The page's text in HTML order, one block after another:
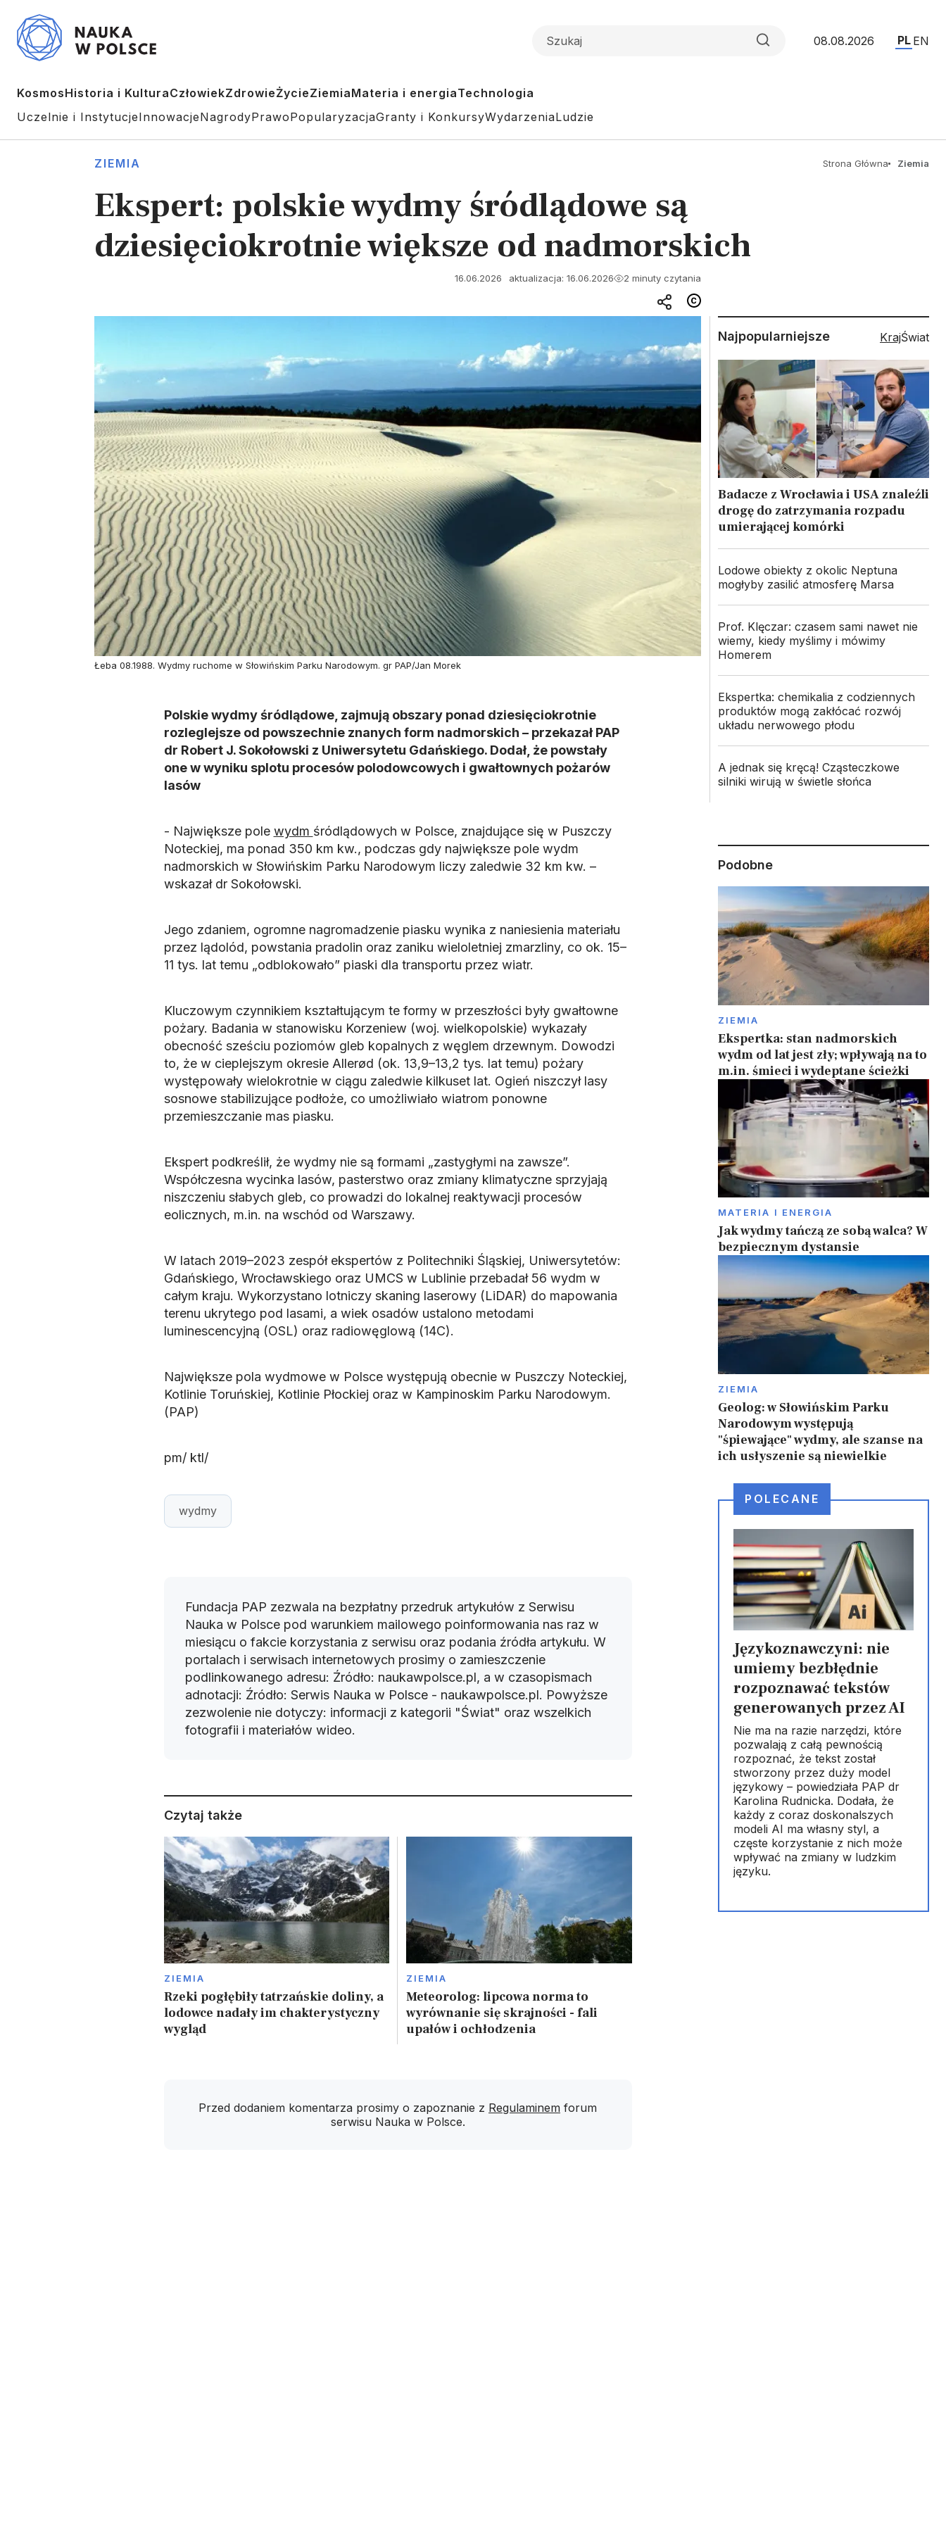
08.08.2026 PL EN
KosmosHistoria i KulturaCzłowiekZdrowieŻycieZiemiaMateria i energiaTechnologia
Uczelnie i InstytucjeInnowacjeNagrodyPrawoPopularyzacjaGranty i KonkursyWydarzeniaLudzie
ZIEMIA Strona Główna Ziemia
Ekspert: polskie wydmy śródlądowe są
dziesięciokrotnie większe od nadmorskich
16.06.2026 aktualizacja: 16.06.2026 2 minuty czytania
Łeba 08.1988. Wydmy ruchome w Słowińskim Parku Narodowym. gr PAP/Jan Morek
Polskie wydmy śródlądowe, zajmują obszary ponad dziesięciokrotnie
rozleglejsze od powszechnie znanych form nadmorskich – przekazał PAP
dr Robert J. Sokołowski z Uniwersytetu Gdańskiego. Dodał, że powstały
one w wyniku splotu procesów polodowcowych i gwałtownych pożarów
lasów
- Największe pole wydm śródlądowych w Polsce, znajdujące się w Puszczy
Noteckiej, ma ponad 350 km kw., podczas gdy największe pole wydm
nadmorskich w Słowińskim Parku Narodowym liczy zaledwie 32 km kw. –
wskazał dr Sokołowski.
Jego zdaniem, ogromne nagromadzenie piasku wynika z naniesienia materiału
przez lądolód, powstania pradolin oraz zaniku wieloletniej zmarzliny, co ok. 15–
11 tys. lat temu „odblokowało” piaski dla transportu przez wiatr.
Kluczowym czynnikiem kształtującym te formy w przeszłości były gwałtowne
pożary. Badania w stanowisku Korzeniew (woj. wielkopolskie) wykazały
obecność sześciu poziomów gleb kopalnych z węglem drzewnym. Dowodzi
to, że w cieplejszym okresie Allerød (ok. 13,9–13,2 tys. lat temu) pożary
występowały wielokrotnie w ciągu zaledwie kilkuset lat. Ogień niszczył lasy
sosnowe stabilizujące podłoże, co umożliwiało wiatrom ponowne
przemieszczanie mas piasku.
Ekspert podkreślił, że wydmy nie są formami „zastygłymi na zawsze”.
Współczesna wycinka lasów, pasterstwo oraz zmiany klimatyczne sprzyjają
niszczeniu słabych gleb, co prowadzi do lokalnej reaktywacji procesów
eolicznych, m.in. na wschód od Warszawy.
W latach 2019–2023 zespół ekspertów z Politechniki Śląskiej, Uniwersytetów:
Gdańskiego, Wrocławskiego oraz UMCS w Lublinie przebadał 56 wydm w
całym kraju. Wykorzystano lotniczy skaning laserowy (LiDAR) do mapowania
terenu ukrytego pod lasami, a wiek osadów ustalono metodami
luminescencyjną (OSL) oraz radiowęglową (14C).
Największe pola wydmowe w Polsce występują obecnie w Puszczy Noteckiej,
Kotlinie Toruńskiej, Kotlinie Płockiej oraz w Kampinoskim Parku Narodowym.
(PAP)
pm/ ktl/
wydmy
Fundacja PAP zezwala na bezpłatny przedruk artykułów z Serwisu
Nauka w Polsce pod warunkiem mailowego poinformowania nas raz w
miesiącu o fakcie korzystania z serwisu oraz podania źródła artykułu. W
portalach i serwisach internetowych prosimy o zamieszczenie
podlinkowanego adresu: Źródło: naukawpolsce.pl, a w czasopismach
adnotacji: Źródło: Serwis Nauka w Polsce - naukawpolsce.pl. Powyższe
zezwolenie nie dotyczy: informacji z kategorii "Świat" oraz wszelkich
fotografii i materiałów wideo.
Czytaj także
ZIEMIA
Rzeki pogłębiły tatrzańskie doliny, a
lodowce nadały im chakterystyczny
wygląd
ZIEMIA
Meteorolog: lipcowa norma to
wyrównanie się skrajności - fali
upałów i ochłodzenia
Przed dodaniem komentarza prosimy o zapoznanie z Regulaminem forum
serwisu Nauka w Polsce.
Najpopularniejsze KrajŚwiat
Badacze z Wrocławia i USA znaleźli
drogę do zatrzymania rozpadu
umierającej komórki
Lodowe obiekty z okolic Neptuna
mogłyby zasilić atmosferę Marsa
Prof. Klęczar: czasem sami nawet nie
wiemy, kiedy myślimy i mówimy
Homerem
Ekspertka: chemikalia z codziennych
produktów mogą zakłócać rozwój
układu nerwowego płodu
A jednak się kręcą! Cząsteczkowe
silniki wirują w świetle słońca
Podobne
ZIEMIA
Ekspertka: stan nadmorskich
wydm od lat jest zły; wpływają na to
m.in. śmieci i wydeptane ścieżki
MATERIA I ENERGIA
Jak wydmy tańczą ze sobą walca? W
bezpiecznym dystansie
ZIEMIA
Geolog: w Słowińskim Parku
Narodowym występują
"śpiewające" wydmy, ale szanse na
ich usłyszenie są niewielkie
POLECANE
Językoznawczyni: nie
umiemy bezbłędnie
rozpoznawać tekstów
generowanych przez AI
Nie ma na razie narzędzi, które
pozwalają z całą pewnością
rozpoznać, że tekst został
stworzony przez duży model
językowy – powiedziała PAP dr
Karolina Rudnicka. Dodała, że
każdy z coraz doskonalszych
modeli AI ma własny styl, a
częste korzystanie z nich może
wpływać na zmiany w ludzkim
języku.